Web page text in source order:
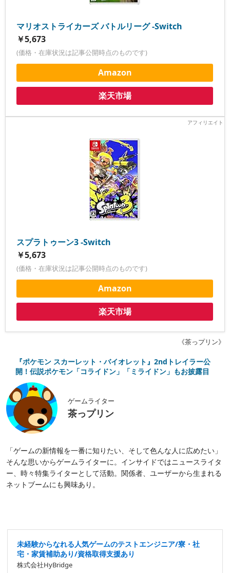
マリオストライカーズ バトルリーグ -Switch
￥5,673
(価格・在庫状況は記事公開時点のものです)
Amazon
楽天市場
スプラトゥーン3 -Switch
￥5,673
(価格・在庫状況は記事公開時点のものです)
Amazon
楽天市場
《茶っプリン》
『ポケモン スカーレット・バイオレット』2ndトレイラー公
開！伝説ポケモン「コライドン」「ミライドン」もお披露目
ゲームライター
茶っプリン
「ゲームの新情報を一番に知りたい、そして色んな人に広めたい」
そんな思いからゲームライターに。インサイドではニュースライタ
ー、時々特集ライターとして活動。関係者、ユーザーから生まれる
ネットブームにも興味あり。
未経験からなれる人気ゲームのテストエンジニア/寮・社
宅・家賃補助あり/資格取得支援あり
株式会社HyBridge